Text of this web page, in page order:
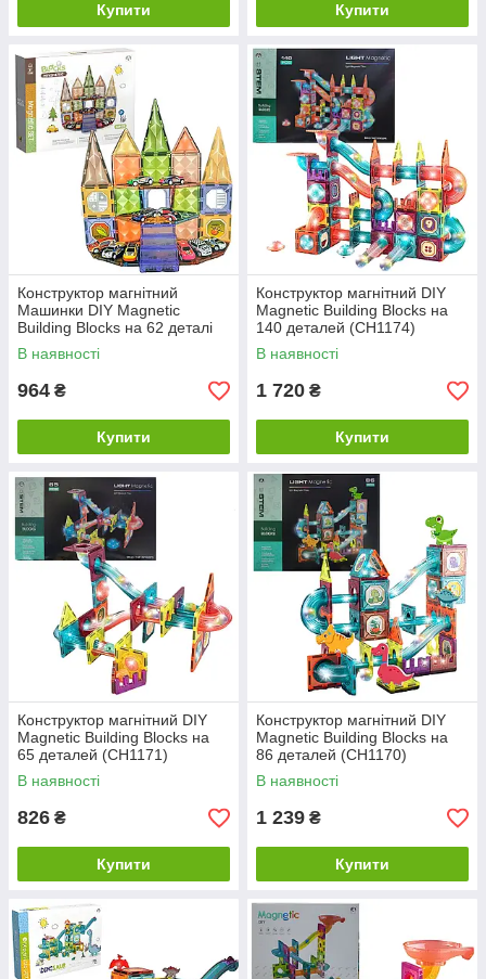
Купити Купити
Конструктор магнітний
Машинки DIY Magnetic
Building Blocks на 62 деталі
(СН1192)
В наявності
964 ₴
Купити
Конструктор магнітний DIY
Magnetic Building Blocks на
140 деталей (СН1174)
В наявності
1 720 ₴
Купити
Конструктор магнітний DIY
Magnetic Building Blocks на
65 деталей (СН1171)
В наявності
826 ₴
Купити
Конструктор магнітний DIY
Magnetic Building Blocks на
86 деталей (СН1170)
В наявності
1 239 ₴
Купити